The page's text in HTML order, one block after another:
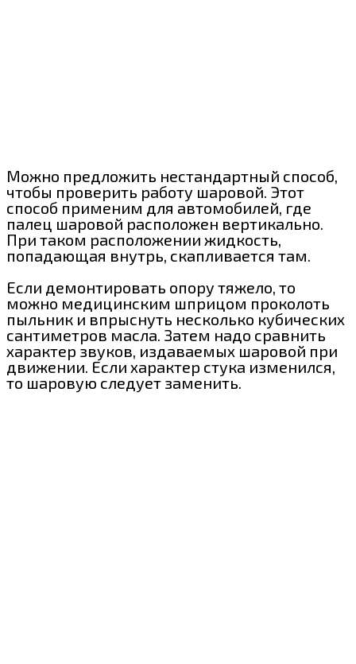
Можно предложить нестандартный способ,
чтобы проверить работу шаровой. Этот
способ применим для автомобилей, где
палец шаровой расположен вертикально.
При таком расположении жидкость,
попадающая внутрь, скапливается там.
Если демонтировать опору тяжело, то
можно медицинским шприцом проколоть
пыльник и впрыснуть несколько кубических
сантиметров масла. Затем надо сравнить
характер звуков, издаваемых шаровой при
движении. Если характер стука изменился,
то шаровую следует заменить.